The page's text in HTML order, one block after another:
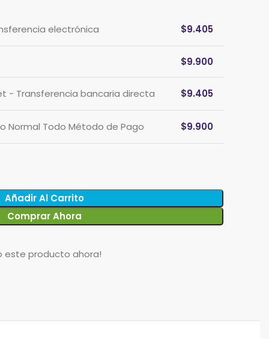
electrónica $9.405
$9.900
- Transferencia bancaria directa $9.405
Normal Todo Método de Pago $9.900
Añadir Al Carrito
Comprar Ahora
este producto ahora!